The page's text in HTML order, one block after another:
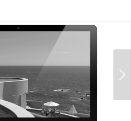
Posterior